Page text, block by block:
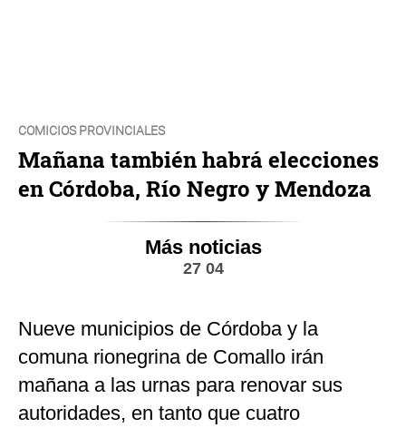
COMICIOS PROVINCIALES
Mañana también habrá elecciones
en Córdoba, Río Negro y Mendoza
Más noticias
27 04
Nueve municipios de Córdoba y la
comuna rionegrina de Comallo irán
mañana a las urnas para renovar sus
autoridades, en tanto que cuatro